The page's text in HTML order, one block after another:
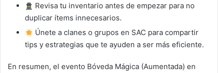
Revisa tu inventario antes de empezar para no
duplicar ítems innecesarios.
Únete a clanes o grupos en SAC para compartir
tips y estrategias que te ayuden a ser más eficiente.
En resumen, el evento Bóveda Mágica (Aumentada) en